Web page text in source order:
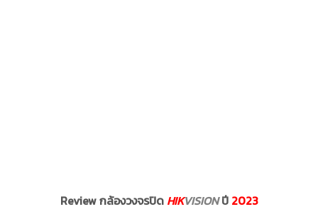
Review กล้องวงจรปิด HIKVISIONปี 2023